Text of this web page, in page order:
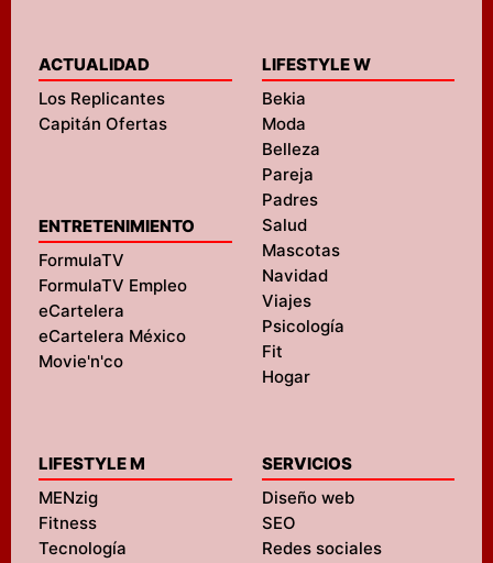
ACTUALIDAD
Los Replicantes
Capitán Ofertas
ENTRETENIMIENTO
FormulaTV
FormulaTV Empleo
eCartelera
eCartelera México
Movie'n'co
LIFESTYLE W
Bekia
Moda
Belleza
Pareja
Padres
Salud
Mascotas
Navidad
Viajes
Psicología
Fit
Hogar
LIFESTYLE M
MENzig
Fitness
Tecnología
SERVICIOS
Diseño web
SEO
Redes sociales